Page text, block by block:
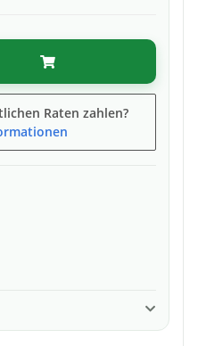
Raten zahlen?